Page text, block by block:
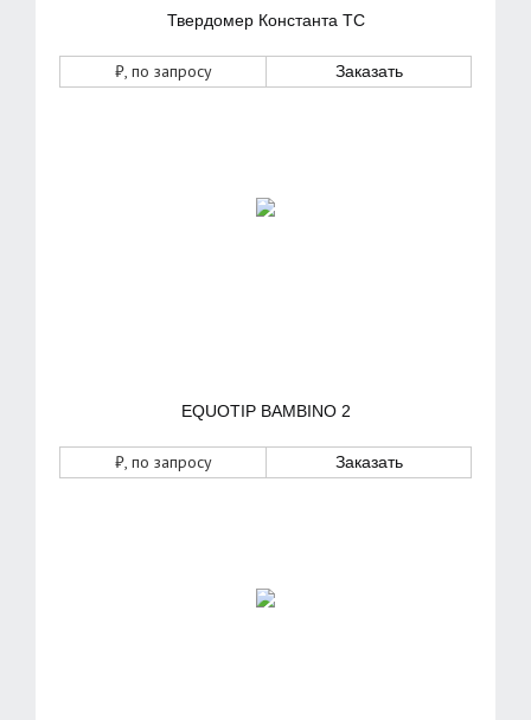
Твердомер Константа ТС
₽, по запросу Заказать
EQUOTIP BAMBINO 2
₽, по запросу Заказать